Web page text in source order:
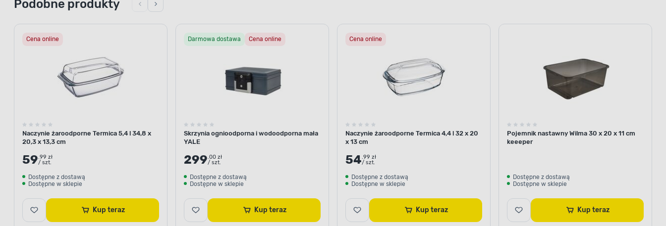
Podobne produkty
Cena online
Naczynie żaroodporne Termica 5,4 l 34,8 x
20,3 x 13,3 cm
59.99 zł
/ szt.
Dostępne z dostawą
Dostępne w sklepie
Kup teraz
Darmowa dostawa Cena online
Skrzynia ognioodporna i wodoodporna mała
YALE
299.00 zł
/ szt.
Dostępne z dostawą
Dostępne w sklepie
Kup teraz
Cena online
Naczynie żaroodporne Termica 4,4 l 32 x 20
x 13 cm
54.99 zł
/ szt.
Dostępne z dostawą
Dostępne w sklepie
Kup teraz
Pojemnik nastawny Wilma 30 x 20 x 11 cm
keeeper
Dostępne z dostawą
Dostępne w sklepie
Kup teraz